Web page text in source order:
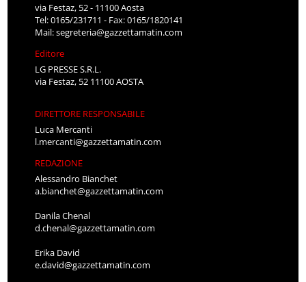
via Festaz, 52 - 11100 Aosta
Tel: 0165/231711 - Fax: 0165/1820141
Mail:segreteria@gazzettamatin.com
Editore
LG PRESSE S.R.L.
via Festaz, 52 11100 AOSTA
DIRETTORE RESPONSABILE
Luca Mercanti
l.mercanti@gazzettamatin.com
REDAZIONE
Alessandro Bianchet
a.bianchet@gazzettamatin.com
Danila Chenal
d.chenal@gazzettamatin.com
Erika David
e.david@gazzettamatin.com